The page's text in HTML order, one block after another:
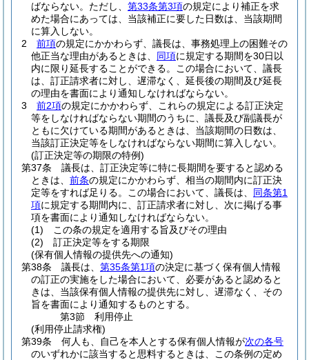
ばならない。 ただし、 第33条第3項の規定により補正を求
めた場合にあっては、当該補正に要した日数は、当該期間
に算入しない。
2
前項の規定にかかわらず、議長は、事務処理上の困難その
他正当な理由があるときは、 同項に規定する期間を30日以
内に限り延長することができる。
この場合において、議長
は、訂正請求者に対し、遅滞なく、延長後の期間及び延長
の理由を書面により通知しなければならない。
3
前2項の規定にかかわらず、これらの規定による訂正決定
等をしなければならない期間のうちに、議長及び副議長が
ともに欠けている期間があるときは、当該期間の日数は、
当該訂正決定等をしなければならない期間に算入しない。
(訂正決定等の期限の特例)
第37条
議長は、訂正決定等に特に長期間を要すると認める
ときは、 前条の規定にかかわらず、相当の期間内に訂正決
定等をすれば足りる。
この場合において、議長は、 同条第1
項に規定する期間内に、訂正請求者に対し、次に掲げる事
項を書面により通知しなければならない。
(1)
この条の規定を適用する旨及びその理由
(2)
訂正決定等をする期限
(保有個人情報の提供先への通知)
第38条
議長は、 第35条第1項の決定に基づく保有個人情報
の訂正の実施をした場合において、必要があると認めると
きは、当該保有個人情報の提供先に対し、遅滞なく、その
旨を書面により通知するものとする。
第3節
利用停止
(利用停止請求権)
第39条
何人も、自己を本人とする保有個人情報が次の各号
のいずれかに該当すると思料するときは、この条例の定め